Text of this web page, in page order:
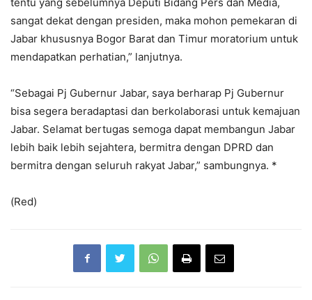
sangat dekat dengan presiden, maka mohon pemekaran di
Jabar khususnya Bogor Barat dan Timur moratorium untuk
mendapatkan perhatian,” lanjutnya.
“Sebagai Pj Gubernur Jabar, saya berharap Pj Gubernur
bisa segera beradaptasi dan berkolaborasi untuk kemajuan
Jabar. Selamat bertugas semoga dapat membangun Jabar
lebih baik lebih sejahtera, bermitra dengan DPRD dan
bermitra dengan seluruh rakyat Jabar,” sambungnya. *
(Red)